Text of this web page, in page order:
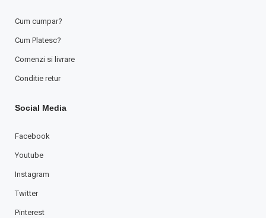
Cum cumpar?
Cum Platesc?
Comenzi si livrare
Conditie retur
Social Media
Facebook
Youtube
Instagram
Twitter
Pinterest